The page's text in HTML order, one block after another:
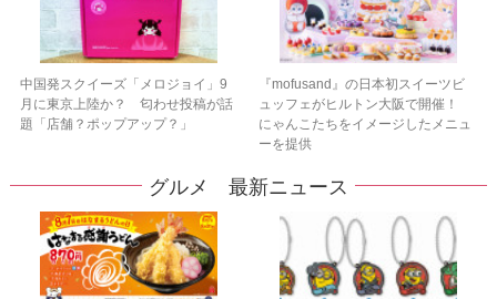
中国発スクイーズ「メロジョイ」9
月に東京上陸か？ 匂わせ投稿が話
題「店舗？ポップアップ？」
『mofusand』の日本初スイーツビ
ュッフェがヒルトン大阪で開催！
にゃんこたちをイメージしたメニュ
ーを提供
グルメ 最新ニュース